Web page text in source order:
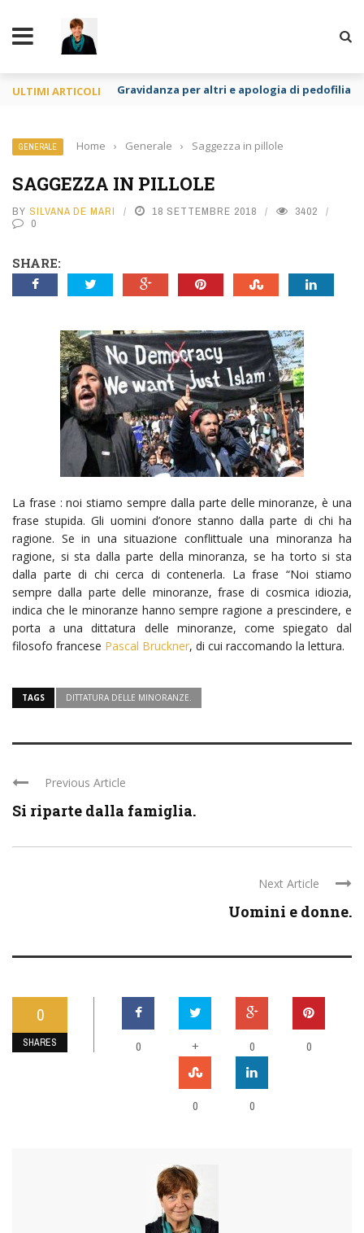
ULTIMI ARTICOLI Gravidanza per altri e apologia di pedofilia
GENERALE Home › Generale › Saggezza in pillole
SAGGEZZA IN PILLOLE
BY SILVANA DE MARI 18 SETTEMBRE 2018
3402
0
SHARE:
La frase : noi stiamo sempre dalla parte delle minoranze, è una
frase stupida. Gli uomini d’onore stanno dalla parte di chi ha
ragione. Se in una situazione conflittuale una minoranza ha
ragione, si sta dalla parte della minoranza, se ha torto si sta
dalla parte di chi cerca di contenerla. La frase “Noi stiamo
sempre dalla parte delle minoranze, frase di cosmica idiozia,
indica che le minoranze hanno sempre ragione a prescindere, e
porta a una dittatura delle minoranze, come spiegato dal
filosofo francese Pascal Bruckner, di cui raccomando la lettura.
TAGS DITTATURA DELLE MINORANZE.
Previous Article
Si riparte dalla famiglia.
Next Article
Uomini e donne.
0
SHARES 0 + 0 0
0 0